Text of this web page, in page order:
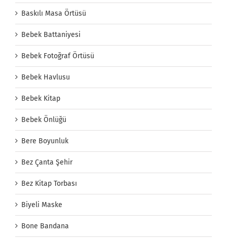
Baskılı Masa Örtüsü
Bebek Battaniyesi
Bebek Fotoğraf Örtüsü
Bebek Havlusu
Bebek Kitap
Bebek Önlüğü
Bere Boyunluk
Bez Çanta Şehir
Bez Kitap Torbası
Biyeli Maske
Bone Bandana